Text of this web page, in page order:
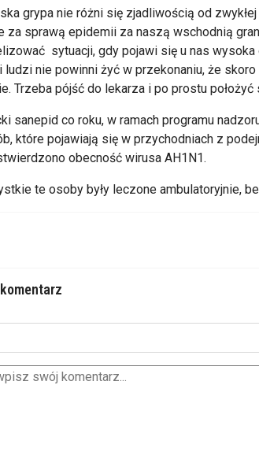
grypa nie różni się zjadliwością od
za sprawą epidemii za naszą wschodnią
sytuacji, gdy pojawi się u nas
ludzi nie powinni żyć w przekonaniu, że
Trzeba pójść do lekarza i po prostu
sanepid co roku, w ramach programu
które pojawiają się w przychodniach z
obecność wirusa AH1N1.
te osoby były leczone ambulatoryjnie,